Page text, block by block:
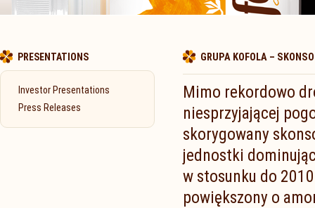
GRUPA KOFOLA –
Mimo rekordowo
niesprzyjającej
skorygowany
jednostki
w stosunku do
powiększony o
PRESENTATIONS
Investor Presentations
Press Releases